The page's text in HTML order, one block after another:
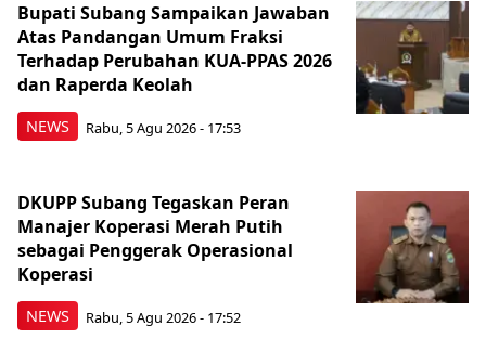
NEWS
Bupati Subang Sampaikan Jawaban
Atas Pandangan Umum Fraksi
Terhadap Perubahan KUA-PPAS 2026
dan Raperda Keolah
Rabu, 5 Agu 2026 - 17:53
NEWS
DKUPP Subang Tegaskan Peran
Manajer Koperasi Merah Putih
sebagai Penggerak Operasional
Koperasi
Rabu, 5 Agu 2026 - 17:52